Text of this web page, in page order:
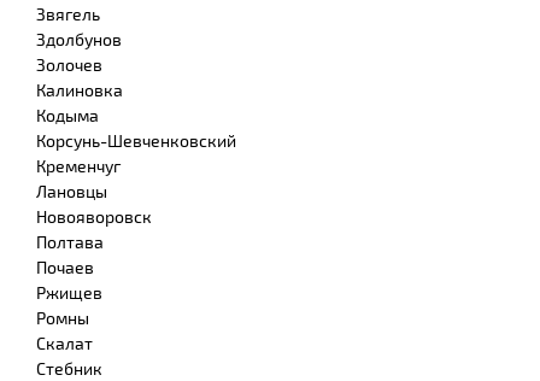
Звягель
Здолбунов
Золочев
Калиновка
Кодыма
Корсунь-Шевченковский
Кременчуг
Лановцы
Новояворовск
Полтава
Почаев
Ржищев
Ромны
Скалат
Стебник